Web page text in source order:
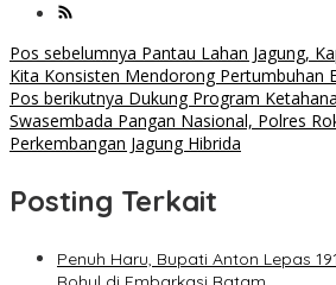
Navigasi
pos
Pos sebelumnya Pantau Lahan Jagung,
Kita Konsisten Mendorong Pertumbuhan
Pos berikutnya Dukung Program
Swasembada Pangan Nasional, Polres
Perkembangan Jagung Hibrida
Posting Terkait
Penuh Haru, Bupati Anton Lepas